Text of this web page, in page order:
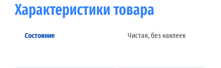
Характеристики товара
Состояние Чистая, без наклеек